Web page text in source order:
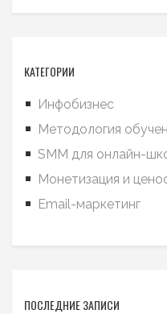
КАТЕГОРИИ
Инфобизнес
Методология
SMM для онлайн-
Монетизация и
Email-маркетинг
ПОСЛЕДНИЕ ЗАПИСИ